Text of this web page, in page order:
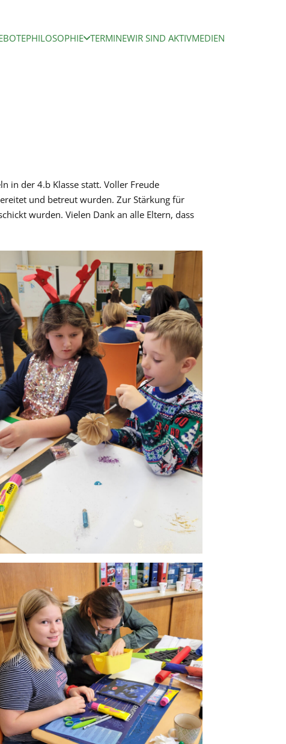
PHILOSOPHIE TERMINEWIR SIND AKTIVMEDIEN
in der 4.b Klasse statt. Voller Freude
und betreut wurden. Zur Stärkung für
wurden. Vielen Dank an alle Eltern, dass